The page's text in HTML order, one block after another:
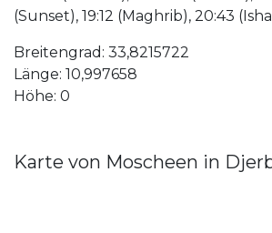
(Sunset), 19:12 (Maghrib), 20:43
Breitengrad: 33,8215722
Länge: 10,997658
Höhe: 0
Karte von Moscheen in